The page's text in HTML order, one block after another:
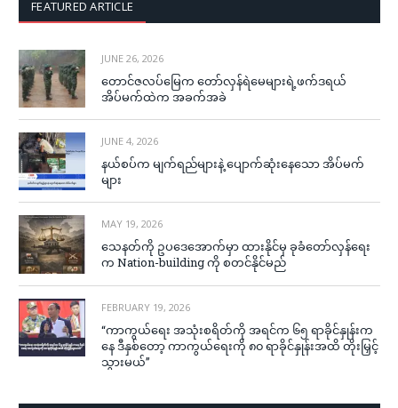
FEATURED ARTICLE
JUNE 26, 2026
တောင်ဇလပ်မြေက တော်လှန်ရဲမေများရဲ့ဖက်ဒရယ်
အိပ်မက်ထဲက အခက်အခဲ
JUNE 4, 2026
နယ်စပ်က မျက်ရည်များနဲ့ ပျောက်ဆုံးနေသော အိပ်မက်
များ
MAY 19, 2026
သေနတ်ကို ဥပဒေအောက်မှာ ထားနိုင်မှ ခုခံတော်လှန်ရေး
က Nation-building ကို စတင်နိုင်မည်
FEBRUARY 19, 2026
“ကာကွယ်ရေး အသုံးစရိတ်ကို အရင်က ၆၅ ရာခိုင်နှုန်းက
နေ ဒီနှစ်တော့ ကာကွယ်ရေးကို ၈၀ ရာခိုင်နှုန်းအထိ တိုးမြှင့်
သွားမယ်”